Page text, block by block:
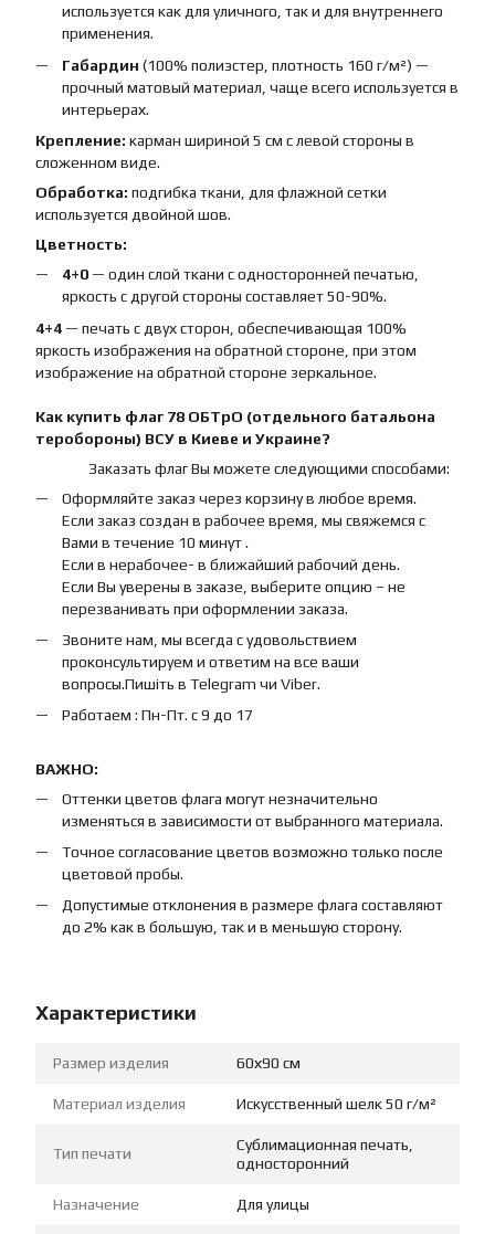
используется как для уличного, так и для внутреннего
применения.
Габардин (100% полиэстер, плотность 160 г/м²) —
прочный матовый материал, чаще всего используется в
интерьерах.
Крепление: карман шириной 5 см с левой стороны в
сложенном виде.
Обработка: подгибка ткани, для флажной сетки
используется двойной шов.
Цветность:
4+0 — один слой ткани с односторонней печатью,
яркость с другой стороны составляет 50-90%.
4+4 — печать с двух сторон, обеспечивающая 100%
яркость изображения на обратной стороне, при этом
изображение на обратной стороне зеркальное.
Как купить флаг 78 ОБТрО (отдельного батальона
теробороны) ВСУ в Киеве и Украине?
Заказать флаг Вы можете следующими способами:
Оформляйте заказ через корзину в любое время.
Если заказ создан в рабочее время, мы свяжемся с
Вами в течение 10 минут .
Если в нерабочее- в ближайший рабочий день.
Если Вы уверены в заказе, выберите опцию – не
перезванивать при оформлении заказа.
Звоните нам, мы всегда с удовольствием
проконсультируем и ответим на все ваши
вопросы.Пишіть в Telegram чи Viber.
Работаем : Пн-Пт. с 9 до 17
ВАЖНО:
Оттенки цветов флага могут незначительно
изменяться в зависимости от выбранного материала.
Точное согласование цветов возможно только после
цветовой пробы.
Допустимые отклонения в размере флага составляют
до 2% как в большую, так и в меньшую сторону.
Характеристики
Размер изделия 60х90 см
Материал изделия Искусственный шелк 50 г/м²
Тип печати
Сублимационная печать,
односторонний
Назначение Для улицы